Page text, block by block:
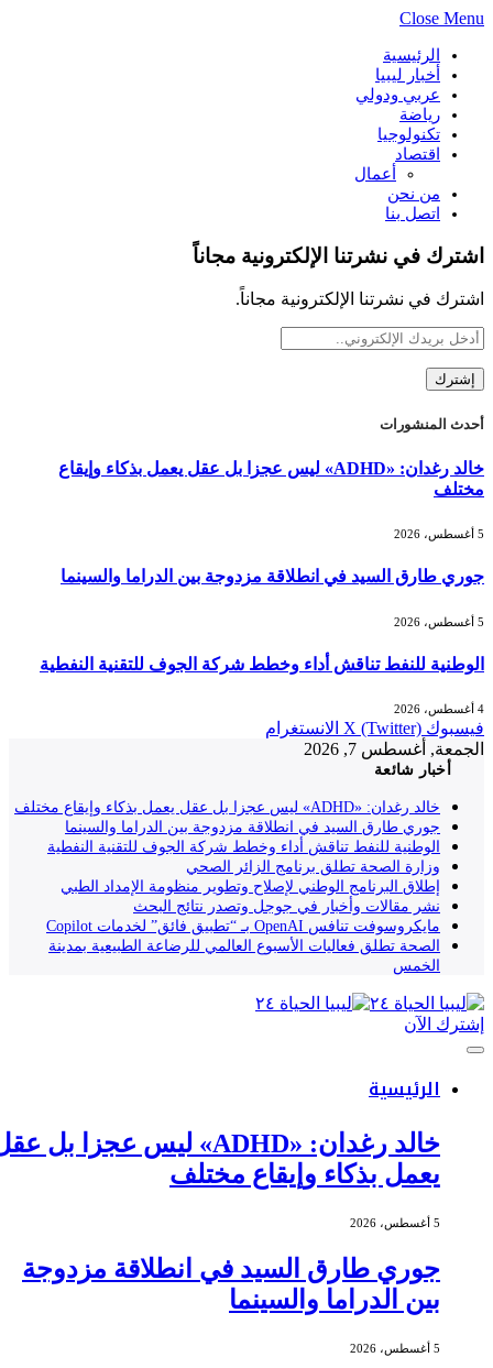
Close Menu
الرئيسية
أخبار ليبيا
عربي ودولي
رياضة
تكنولوجيا
اقتصاد
أعمال
من نحن
اتصل بنا
اشترك في نشرتنا الإلكترونية مجاناً
اشترك في نشرتنا الإلكترونية مجاناً.
أحدث المنشورات
خالد رغدان: «ADHD» ليس عجزا بل عقل يعمل بذكاء وإيقاع
مختلف
جوري طارق السيد في انطلاقة مزدوجة بين الدراما والسينما
الوطنية للنفط تناقش أداء وخطط شركة الجوف للتقنية النفطية
فيسبوك X (Twitter) الانستغرام
الجمعة, أغسطس 7, 2026
أخبار شائعة
خالد رغدان: «ADHD» ليس عجزا بل عقل يعمل بذكاء وإيقاع مختلف
جوري طارق السيد في انطلاقة مزدوجة بين الدراما والسينما
الوطنية للنفط تناقش أداء وخطط شركة الجوف للتقنية النفطية
وزارة الصحة تطلق برنامج الزائر الصحي
إطلاق البرنامج الوطني لإصلاح وتطوير منظومة الإمداد الطبي
نشر مقالات وأخبار في جوجل وتصدر نتائج البحث
مايكروسوفت تنافس OpenAI بـ “تطبيق فائق” لخدمات Copilot
الصحة تطلق فعاليات الأسبوع العالمي للرضاعة الطبيعية بمدينة
الخمس
إشترك الآن
الرئيسية
خالد رغدان: «ADHD» ليس عجزا بل عقل
يعمل بذكاء وإيقاع مختلف
جوري طارق السيد في انطلاقة مزدوجة
بين الدراما والسينما